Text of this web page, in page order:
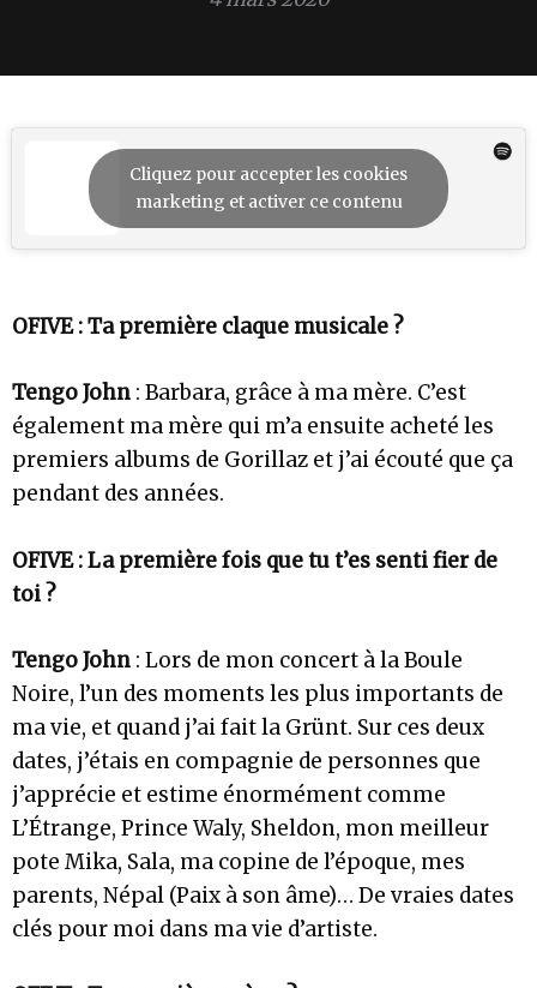
Cliquez pour accepter les cookies
marketing et activer ce contenu
OFIVE : Ta première claque musicale ?
Tengo John : Barbara, grâce à ma mère. C’est
également ma mère qui m’a ensuite acheté les
premiers albums de Gorillaz et j’ai écouté que ça
pendant des années.
OFIVE : La première fois que tu t’es senti fier de
toi ?
Tengo John : Lors de mon concert à la Boule
Noire, l’un des moments les plus importants de
ma vie, et quand j’ai fait la Grünt. Sur ces deux
dates, j’étais en compagnie de personnes que
j’apprécie et estime énormément comme
L’Étrange, Prince Waly, Sheldon, mon meilleur
pote Mika, Sala, ma copine de l’époque, mes
parents, Népal (Paix à son âme)… De vraies dates
clés pour moi dans ma vie d’artiste.